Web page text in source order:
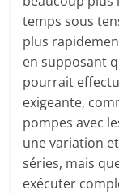
temps sous
plus
en supposant
pourrait
exigeante,
pompes avec
une variation
séries, mais
exécuter